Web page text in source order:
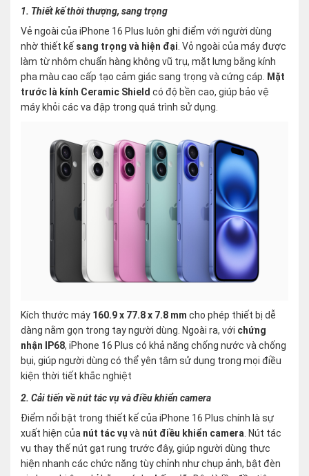
1. Thiết kế thời thượng, sang trọng
Vẻ ngoài của iPhone 16 Plus luôn ghi điểm với người dùng
nhờ thiết kế sang trọng và hiện đại . Vỏ ngoài của máy được
làm từ nhôm chuẩn hàng không vũ trụ, mặt lưng bằng kính
pha màu cao cấp tạo cảm giác sang trọng và cứng cáp.
Mặt
trước là kính Ceramic Shield có độ bền cao, giúp bảo vệ
máy khỏi các va đập trong quá trình sử dụng.
Kích thước máy 160.9 x 77.8 x 7.8 mm cho phép thiết bị dễ
dàng nằm gọn trong tay người dùng. Ngoài ra, với chứng
nhận IP68, iPhone 16 Plus có khả năng chống nước và chống
bụi, giúp người dùng có thể yên tâm sử dụng trong mọi điều
kiện thời tiết khắc nghiệt
2. Cải tiến về nút tác vụ và điều khiển camera
Điểm nổi bật trong thiết kế của iPhone 16 Plus chính là sự
xuất hiện của nút tác vụ và nút điều khiển camera . Nút tác
vụ thay thế nút gạt rung trước đây, giúp người dùng thực
hiện nhanh các chức năng tùy chỉnh như chụp ảnh, bật đèn